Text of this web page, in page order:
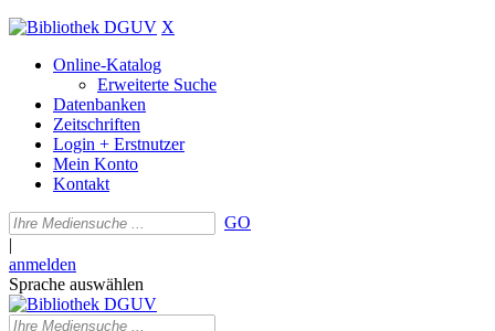
X
Online-Katalog
Erweiterte Suche
Datenbanken
Zeitschriften
Login + Erstnutzer
Mein Konto
Kontakt
GO
|
anmelden
Sprache auswählen